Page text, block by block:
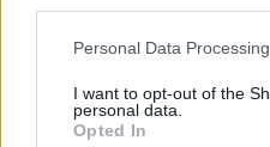
Personal Data
I want to opt-out of the
personal data.
Opted In
λειτουργεί σε
μέσα μεταφοράς. Το